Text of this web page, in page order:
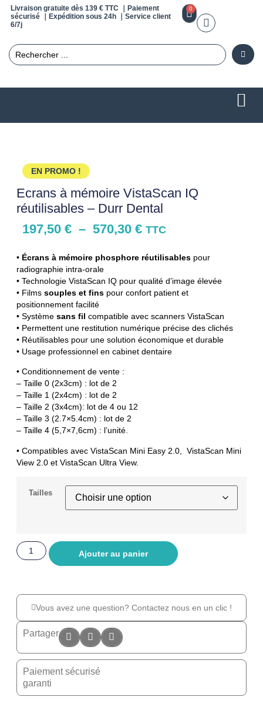
Livraison gratuite dès 139 € TTC ｜Paiement
sécurisé ｜Expédition sous 24h ｜Service client
6/7j
0
EN PROMO !
Ecrans à mémoire VistaScan IQ
réutilisables – Durr Dental
197,50 € – 570,30 € TTC
• Écrans à mémoire phosphore réutilisablespour
radiographie intra-orale
• Technologie VistaScan IQ pour qualité d’image élevée
• Films souples et finspour confort patient et
positionnement facilité
• Système sans fil compatible avec scanners VistaScan
• Permettent une restitution numérique précise des clichés
• Réutilisables pour une solution économique et durable
• Usage professionnel en cabinet dentaire
• Conditionnement de vente :
– Taille 0 (2x3cm) : lot de 2
– Taille 1 (2x4cm) : lot de 2
– Taille 2 (3x4cm): lot de 4 ou 12
– Taille 3 (2.7×5.4cm) : lot de 2
– Taille 4 (5,7×7,6cm) : l’unité.
• Compatibles avec VistaScan Mini Easy 2.0, VistaScan Mini
View 2.0 et VistaScan Ultra View.
Tailles
Ajouter au panier
Vous avez une question? Contactez nous en un clic !
Partager
Paiement sécurisé
garanti